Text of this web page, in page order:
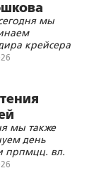
мы
крейсера
МГУ
мы также
день
прпмцц. вл.
и